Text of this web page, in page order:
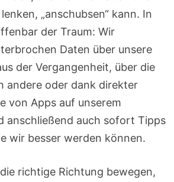
„anschubsen“ kann. In
der Traum: Wir
Daten über unsere
der Vergangenheit, über die
andere oder dank direkter
von Apps auf unserem
anschließend auch sofort Tipps
wir besser werden können.
richtige Richtung bewegen,